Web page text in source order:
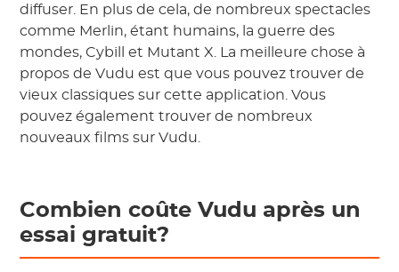
diffuser. En plus de cela, de nombreux spectacles
comme Merlin, étant humains, la guerre des
mondes, Cybill et Mutant X. La meilleure chose à
propos de Vudu est que vous pouvez trouver de
vieux classiques sur cette application. Vous
pouvez également trouver de nombreux
nouveaux films sur Vudu.
Combien coûte Vudu après un
essai gratuit?